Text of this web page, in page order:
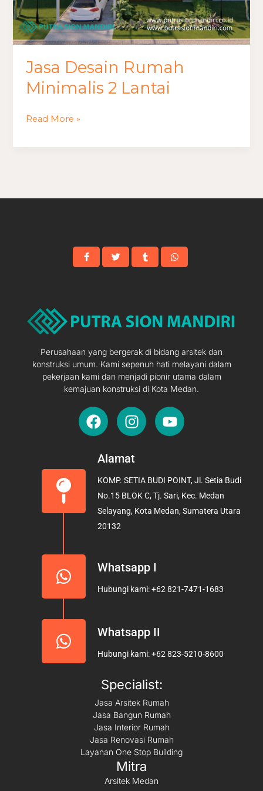
Jasa Desain Rumah
Minimalis 2 Lantai
Read More »
Perusahaan yang bergerak di bidang arsitek dan
konstruksi umum. Kami sepenuh hati melayani dalam
pekerjaan kami dan menjadi pionir utama dalam
kemajuan konstruksi di Kota Medan.
F
a
e
o
o
k
I
n
t
g
r
a
Y
o
b
e
Alamat
KOMP. SETIA BUDI POINT, Jl. Setia Budi
No.15 BLOK C, Tj. Sari, Kec. Medan
Selayang, Kota Medan, Sumatera Utara
20132
Whatsapp I
Hubungi kami: +62 821-7471-1683
Whatsapp II
Hubungi kami: +62 823-5210-8600
Specialist:
Jasa Arsitek Rumah
Jasa Bangun Rumah
Jasa Interior Rumah
Jasa Renovasi Rumah
Layanan One Stop Building
Mitra
Arsitek Medan